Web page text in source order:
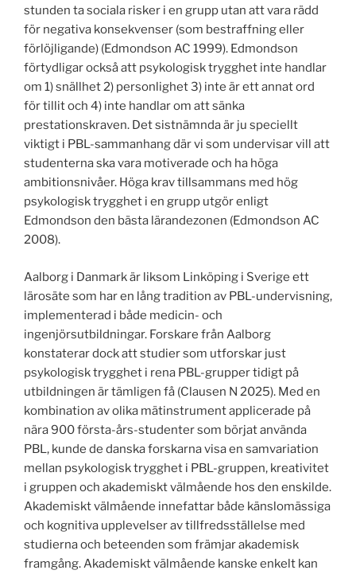
stunden ta sociala risker i en grupp utan att vara rädd
för negativa konsekvenser (som bestraffning eller
förlöjligande) (Edmondson AC 1999). Edmondson
förtydligar också att psykologisk trygghet inte handlar
om 1) snällhet 2) personlighet 3) inte är ett annat ord
för tillit och 4) inte handlar om att sänka
prestationskraven. Det sistnämnda är ju speciellt
viktigt i PBL-sammanhang där vi som undervisar vill att
studenterna ska vara motiverade och ha höga
ambitionsnivåer. Höga krav tillsammans med hög
psykologisk trygghet i en grupp utgör enligt
Edmondson den bästa lärandezonen (Edmondson AC
2008).
Aalborg i Danmark är liksom Linköping i Sverige ett
lärosäte som har en lång tradition av PBL-undervisning,
implementerad i både medicin- och
ingenjörsutbildningar. Forskare från Aalborg
konstaterar dock att studier som utforskar just
psykologisk trygghet i rena PBL-grupper tidigt på
utbildningen är tämligen få (Clausen N 2025). Med en
kombination av olika mätinstrument applicerade på
nära 900 första-års-studenter som börjat använda
PBL, kunde de danska forskarna visa en samvariation
mellan psykologisk trygghet i PBL-gruppen, kreativitet
i gruppen och akademiskt välmående hos den enskilde.
Akademiskt välmående innefattar både känslomässiga
och kognitiva upplevelser av tillfredsställelse med
studierna och beteenden som främjar akademisk
framgång. Akademiskt välmående kanske enkelt kan